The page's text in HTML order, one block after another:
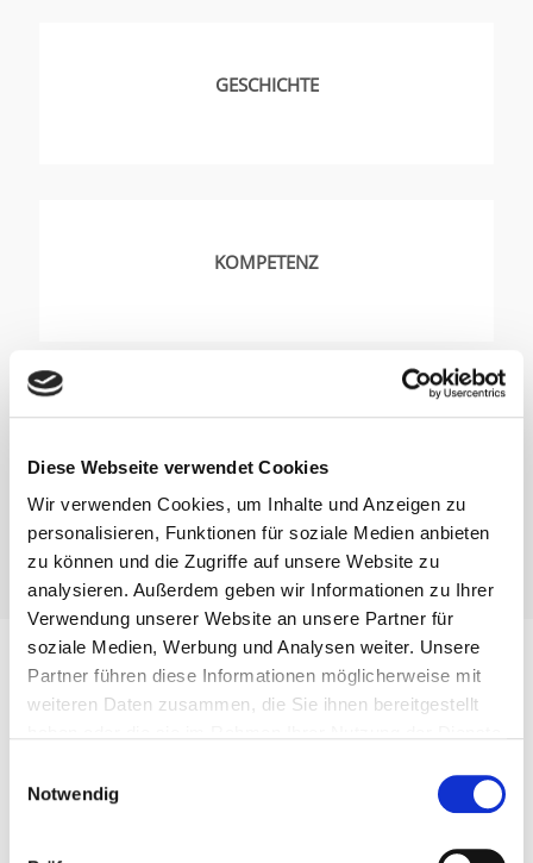
Diese Webseite verwendet Cookies
Wir verwenden Cookies, um Inhalte und Anzeigen zu
personalisieren, Funktionen für soziale Medien anbieten
zu können und die Zugriffe auf unsere Website zu
analysieren. Außerdem geben wir Informationen zu Ihrer
Verwendung unserer Website an unsere Partner für
soziale Medien, Werbung und Analysen weiter. Unsere
Partner führen diese Informationen möglicherweise mit
weiteren Daten zusammen, die Sie ihnen bereitgestellt
Notwendig
GESCHICHTE
KOMPETENZ
ROMOLD GESCHICHTE
ROMOLD ist seit über 27 Jahren der Pionier im Bereich
von industriell gefertigten Kunststoffschächten. Viele